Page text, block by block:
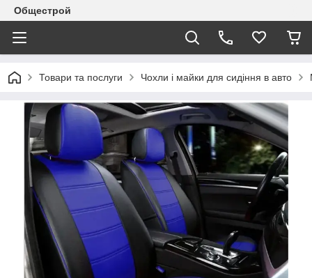
Общестрой
Товари та послуги Чохли і майки для сидіння в авто